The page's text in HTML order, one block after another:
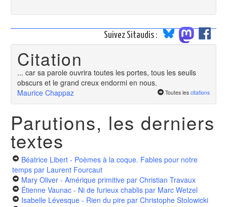
Suivez Sitaudis :
Citation
... car sa parole ouvrira toutes les portes, tous les seuils
obscurs et le grand creux endormi en nous.
Maurice Chappaz
Toutes les citations
Parutions, les derniers
textes
Béatrice Libert - Poèmes à la coque. Fables pour notre
temps par Laurent Fourcaut
Mary Oliver - Amérique primitive par Christian Travaux
Étienne Vaunac - Ni de furieux chablis par Marc Wetzel
Isabelle Lévesque - Rien du pire par Christophe Stolowicki